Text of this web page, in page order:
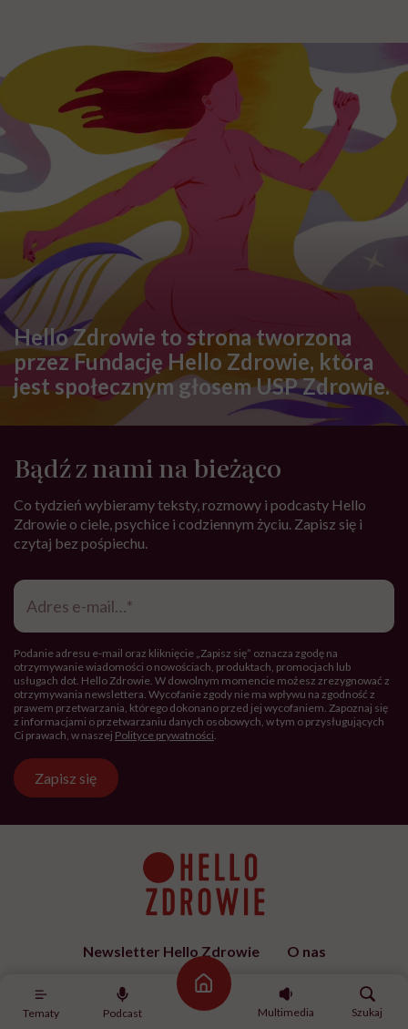
Tematy Podcast
Strona główna
Multimedia
Szukaj
Hello Zdrowie to strona tworzona
przez Fundację Hello Zdrowie, która
jest społecznym głosem USP Zdrowie.
Bądź z nami na bieżąco
Co tydzień wybieramy teksty, rozmowy i podcasty Hello
Zdrowie o ciele, psychice i codziennym życiu. Zapisz się i
czytaj bez pośpiechu.
Adres
mail*
Podanie adresu e-mail oraz kliknięcie „Zapisz się” oznacza zgodę na
otrzymywanie wiadomości o nowościach, produktach, promocjach lub
usługach dot. Hello Zdrowie. W dowolnym momencie możesz zrezygnować z
otrzymywania newslettera. Wycofanie zgody nie ma wpływu na zgodność z
prawem przetwarzania, którego dokonano przed jej wycofaniem. Zapoznaj się
z informacjami o przetwarzaniu danych osobowych, w tym o przysługujących
Ci prawach, w naszej Polityce prywatności.
Zapisz się
Newsletter Hello Zdrowie
O nas
Archiwum artykułów
Polityka prywatności
Zmiana ustawień prywatności
Kontakt